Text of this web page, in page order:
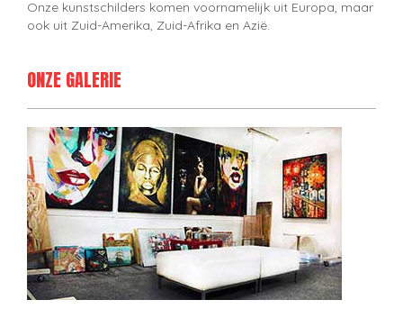
Onze kunstschilders komen voornamelijk uit Europa, maar
ook uit Zuid-Amerika, Zuid-Afrika en Azië.
ONZE GALERIE